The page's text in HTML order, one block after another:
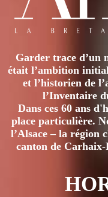
Garder trace d’un
était l’ambition
et l’historien de
l’Inventaire
Dans ces 60 ans
place particulière.
l’Alsace – la région
canton de